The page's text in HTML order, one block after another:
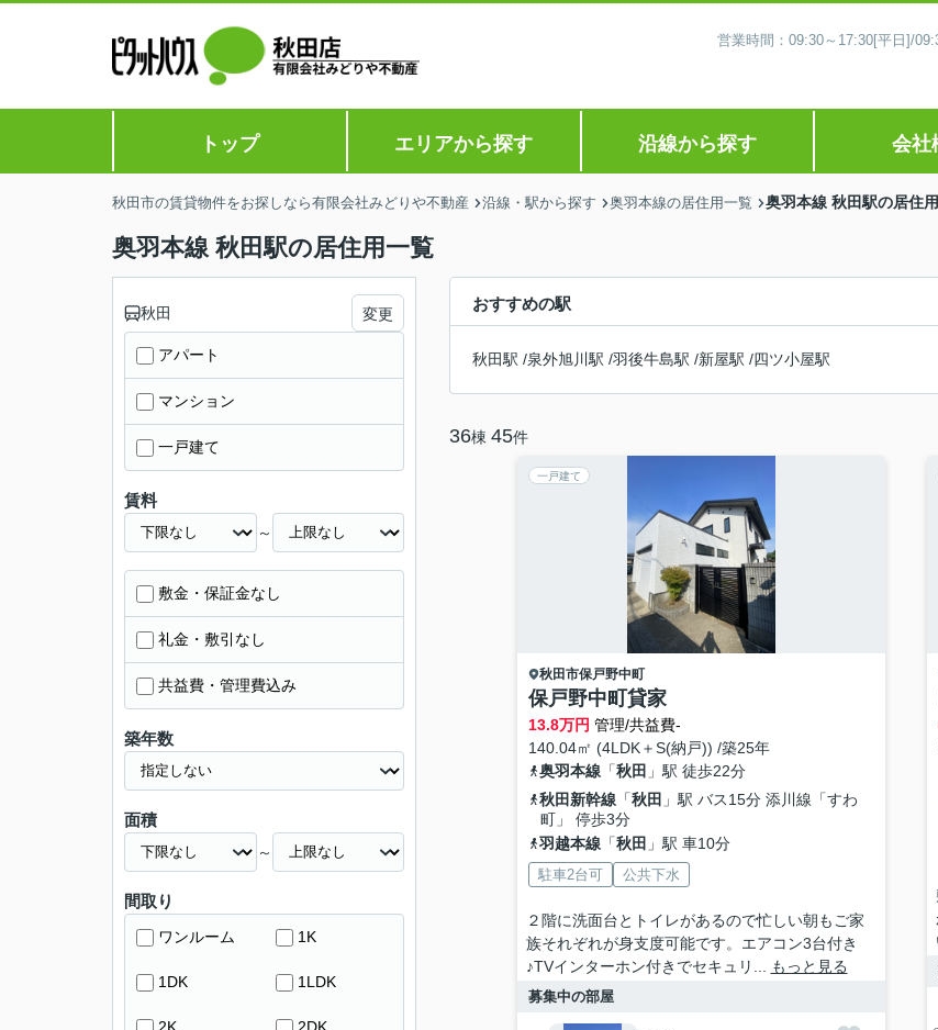
営業時間：09:30～17:30[平日]/
トップ エリアから探す 沿線から探す 会社
秋田市の賃貸物件をお探しなら有限会社みどりや不動産 沿線・駅から探す 奥羽本線の居住用一覧 奥羽本線 秋田駅の居住
奥羽本線 秋田駅の居住用一覧
おすすめの駅
秋田駅 /泉外旭川駅 /羽後牛島駅 /新屋駅 /四ツ小屋駅
36棟 45件
一戸建て
秋田市保戸野中町
保戸野中町貸家
13.8万円 管理/共益費-
140.04㎡ (4LDK＋S(納戸)) /築25年
奥羽本線「秋田 」駅 徒歩22分
秋田新幹線「秋田 」駅 バス15分 添川線「すわ
町」 停歩3分
羽越本線「秋田 」駅 車10分
駐車2台可 公共下水
２階に洗面台とトイレがあるので忙しい朝もご家
族それぞれが身支度可能です。エアコン3台付き
♪TVインターホン付きでセキュリ...
もっと見る
募集中の部屋
秋田 変更
アパート
マンション
一戸建て
賃料
～
敷金・保証金なし
礼金・敷引なし
共益費・管理費込み
築年数
面積
～
間取り
ワンルーム 1K
1DK 1LDK